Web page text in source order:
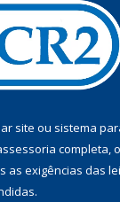
site ou sistema
completa,
as exigências das